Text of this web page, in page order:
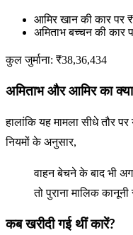
आमिर खान की कार पर
अमिताभ बच्चन की कार
कुल जुर्माना: ₹38,36,434
अमिताभ और आमिर का
हालांकि यह मामला सीधे तौर
नियमों के अनुसार,
वाहन बेचने के बाद भी
तो पुराना मालिक
कब खरीदी गई थीं कारें?